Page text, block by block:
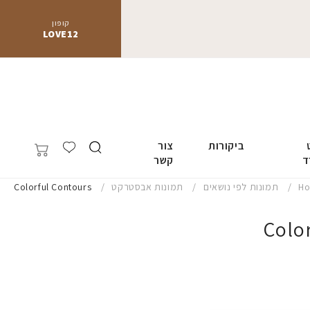
קופון
LOVE12
ביקורות
צור
קשר
תמונות לפי נושאים תמונות אבסטרקט Colorful Contours